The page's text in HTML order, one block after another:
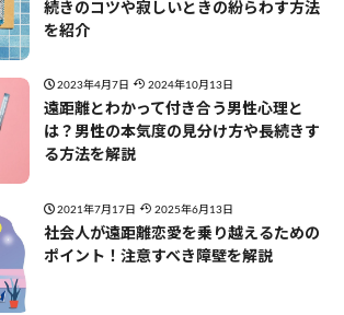
続きのコツや寂しいときの紛らわす方法
を紹介
2023年4月7日 2024年10月13日
遠距離とわかって付き合う男性心理と
は？男性の本気度の見分け方や長続きす
る方法を解説
2021年7月17日 2025年6月13日
社会人が遠距離恋愛を乗り越えるための
ポイント！注意すべき障壁を解説